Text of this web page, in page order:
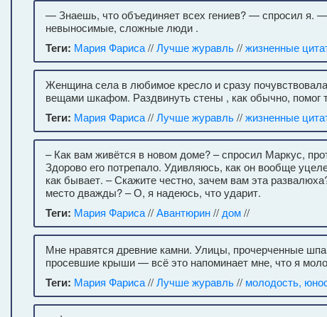
— Знаешь, что объединяет всех гениев? — спросил я.
невыносимые, сложные люди .
Теги: Мария Фариса//Лучше журавль//жизненные
Женщина села в любимое кресло и сразу
вещами шкафом. Раздвинуть стены , как обычно, помог
Теги: Мария Фариса//Лучше журавль//жизненные
– Как вам живётся в новом доме? – спросил Маркус,
Здорово его потрепало. Удивляюсь, как он вообще
как бывает. – Скажите честно, зачем вам эта
место дважды? – О, я надеюсь, что ударит.
Теги: Мария Фариса//Авантюрин// дом//
Мне нравятся древние камни. Улицы, прочерченные
просевшие крыши — всё это напоминает мне, что я
Теги: Мария Фариса//Лучше журавль// молодость,